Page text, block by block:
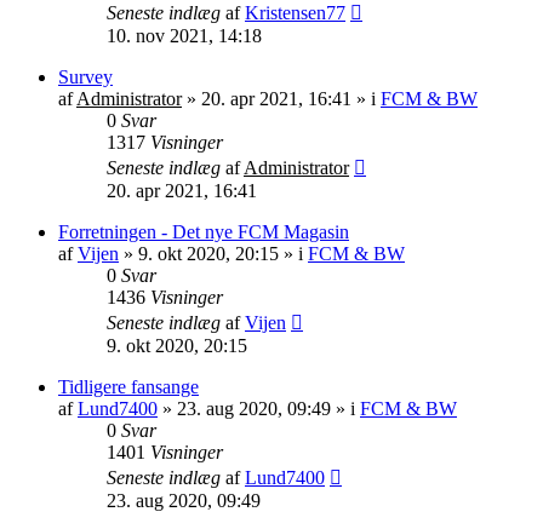
Seneste indlæg afKristensen77
10. nov 2021, 14:18
Survey
afAdministrator» 20. apr 2021, 16:41 » i FCM & BW
0 Svar
1317 Visninger
Seneste indlæg afAdministrator
20. apr 2021, 16:41
Forretningen - Det nye FCM Magasin
afVijen » 9. okt 2020, 20:15 » i FCM & BW
0 Svar
1436 Visninger
Seneste indlæg afVijen
9. okt 2020, 20:15
Tidligere fansange
afLund7400 » 23. aug 2020, 09:49 » i FCM & BW
0 Svar
1401 Visninger
Seneste indlæg afLund7400
23. aug 2020, 09:49